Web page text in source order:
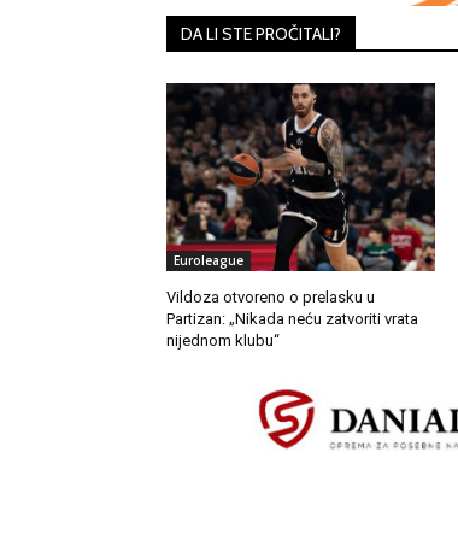
DA LI STE PROČITALI?
Euroleague
Vildoza otvoreno o prelasku u
Partizan: „Nikada neću zatvoriti vrata
nijednom klubu“